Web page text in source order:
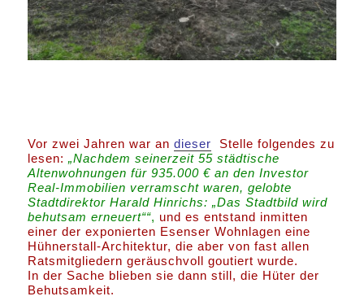
Vor zwei Jahren war andieser Stelle folgendes zu
lesen: „Nachdem seinerzeit 55 städtische
Altenwohnungen für 935.000 € an den Investor
Real-Immobilien verramscht waren, gelobte
Stadtdirektor Harald Hinrichs: „Das Stadtbild wird
behutsam erneuert““, und es entstand inmitten
einer der exponierten Esenser Wohnlagen eine
Hühnerstall-Architektur, die aber von fast allen
Ratsmitgliedern geräuschvoll goutiert wurde.
In der Sache blieben sie dann still, die Hüter der
Behutsamkeit.